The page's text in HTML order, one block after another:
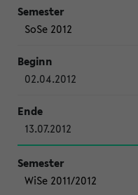
SoSe 2012
02.04.2012
13.07.2012
WiSe 2011/2012